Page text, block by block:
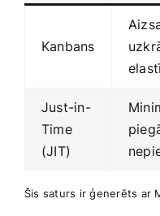
Kanbans
Just-in-
Time
(JIT)
Šis saturs ir ģenerēts ar